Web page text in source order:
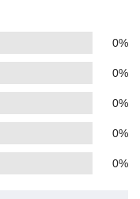
0%
0%
0%
0%
0%